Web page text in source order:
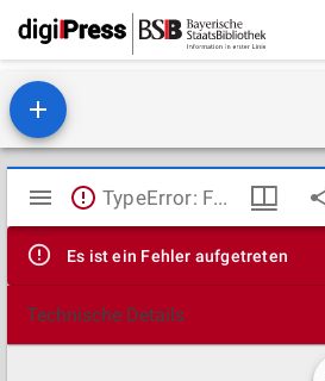
Mirador
Viewer
TypeError: Failed to fetch
Es ist ein Fehler aufgetreten
Technische Details